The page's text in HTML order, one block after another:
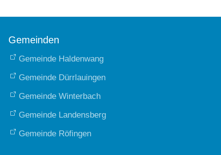
Gemeinden
Gemeinde Haldenwang
Gemeinde Dürrlauingen
Gemeinde Winterbach
Gemeinde Landensberg
Gemeinde Röfingen